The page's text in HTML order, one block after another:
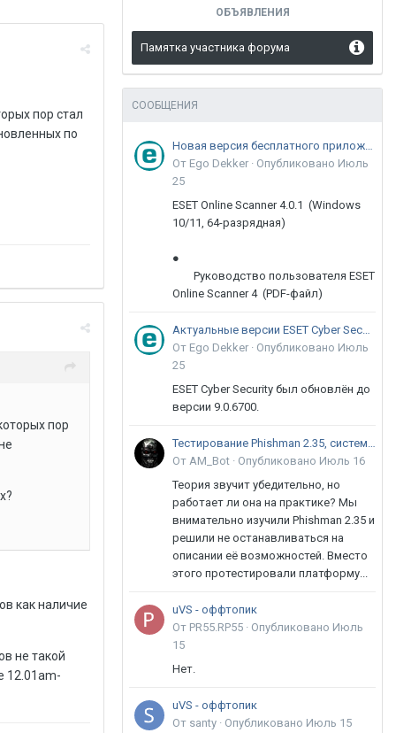
пор стал
по
пор
как наличие
не такой
12.01am-
ОБЪЯВЛЕНИЯ
Памятка участника форума
СООБЩЕНИЯ
Новая версия бесплатного приложения ESET Online Scanner доступна пользователям
От Ego Dekker · Опубликовано Июль
25
ESET Online Scanner 4.0.1 (Windows
10/11, 64-разрядная)
●
Руководство пользователя ESET
Online Scanner 4 (PDF-файл)
Актуальные версии ESET Cyber Security 9
От Ego Dekker · Опубликовано Июль
25
ESET Cyber Security был обновлён до
версии 9.0.6700.
Тестирование Phishman 2.35, системы повышения осведомлённости пользователей в сфере ИБ
От AM_Bot · Опубликовано Июль 16
Теория звучит убедительно, но
работает ли она на практике? Мы
внимательно изучили Phishman 2.35 и
решили не останавливаться на
описании её возможностей. Вместо
этого протестировали платформу...
uVS - оффтопик
От PR55.RP55 · Опубликовано Июль
15
Нет.
uVS - оффтопик
От santy · Опубликовано Июль 15